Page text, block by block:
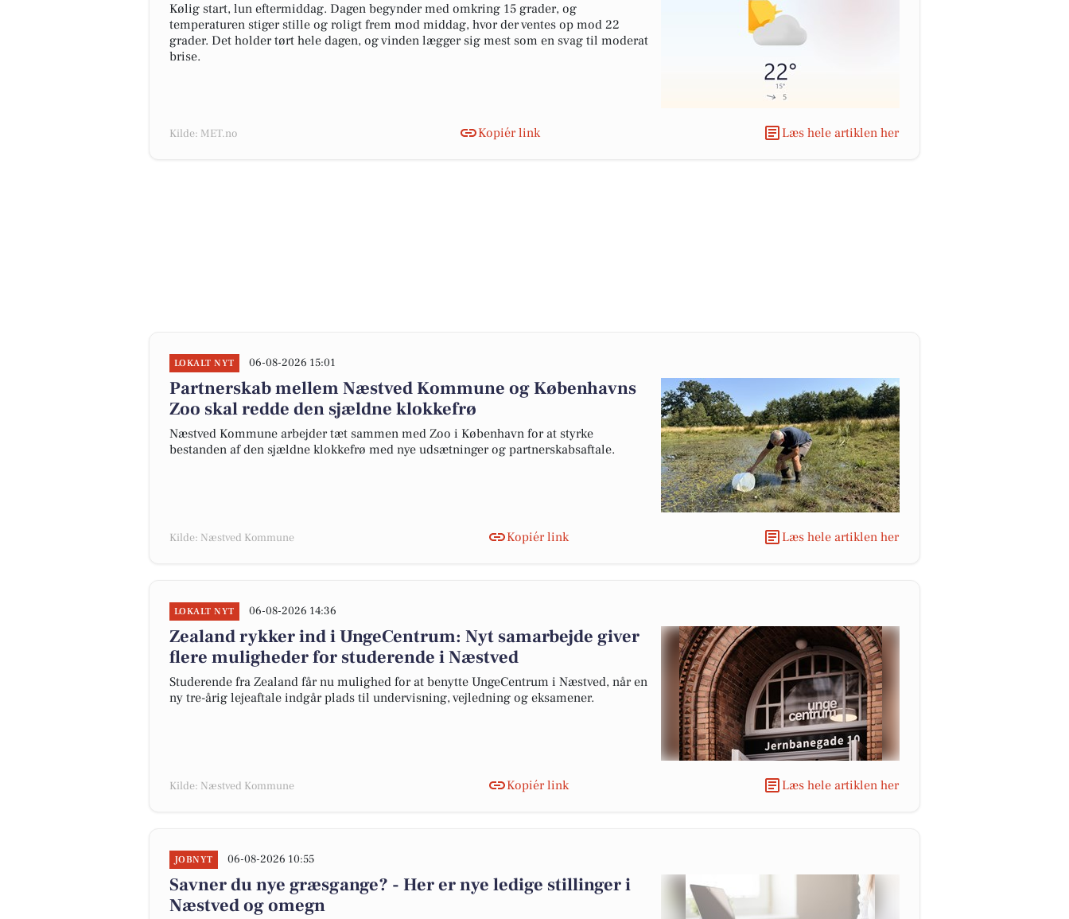
Kølig start, lun eftermiddag. Dagen begynder med omkring 15 grader, og
temperaturen stiger stille og roligt frem mod middag, hvor der ventes op mod 22
grader. Det holder tørt hele dagen, og vinden lægger sig mest som en svag til moderat
brise.
Kilde: MET.no Kopiér link Læs hele artiklen her
LOKALT NYT 06-08-2026 15:01
Partnerskab mellem Næstved Kommune og Københavns
Zoo skal redde den sjældne klokkefrø
Næstved Kommune arbejder tæt sammen med Zoo i København for at styrke
bestanden af den sjældne klokkefrø med nye udsætninger og partnerskabsaftale.
Kilde: Næstved Kommune Kopiér link Læs hele artiklen her
LOKALT NYT 06-08-2026 14:36
Zealand rykker ind i UngeCentrum: Nyt samarbejde giver
flere muligheder for studerende i Næstved
Studerende fra Zealand får nu mulighed for at benytte UngeCentrum i Næstved, når en
ny tre-årig lejeaftale indgår plads til undervisning, vejledning og eksamener.
Kilde: Næstved Kommune Kopiér link Læs hele artiklen her
JOBNYT 06-08-2026 10:55
Savner du nye græsgange? - Her er nye ledige stillinger i
Næstved og omegn